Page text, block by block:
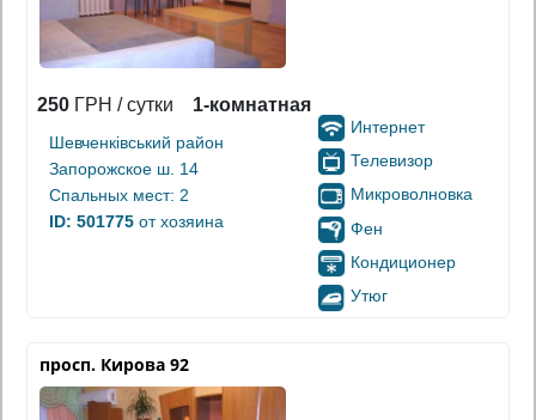
250 ГРН / сутки 1-комнатная
Шевченківський район
Запорожское ш. 14
Спальных мест: 2
ID: 501775 от хозяина
Интернет
Телевизор
Микроволновка
Фен
Кондиционер
Утюг
просп. Кирова 92